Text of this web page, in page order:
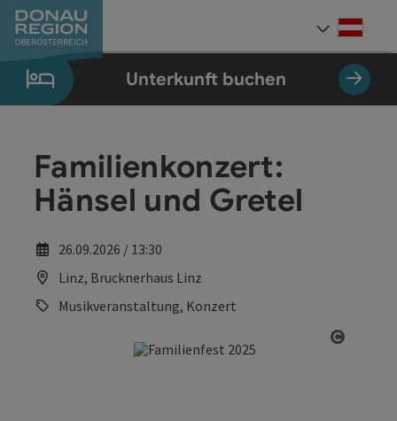
Zum Inhalt
Zur Navigation
Zum Seitenanfang
Zur Kontaktseite
Zum Impressum
Zur Startseite
Unterkunft buchen
Familienkonzert:
Hänsel und Gretel
26.09.2026 / 13:30
Linz, Brucknerhaus Linz
Musikveranstaltung, Konzert